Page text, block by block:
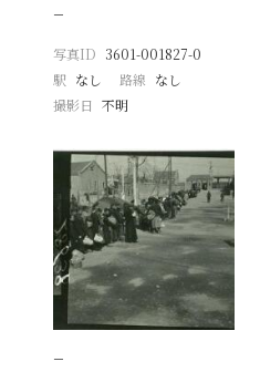
−
写真ID 3601-001827-0
駅 なし 路線 なし
撮影日
不明
−